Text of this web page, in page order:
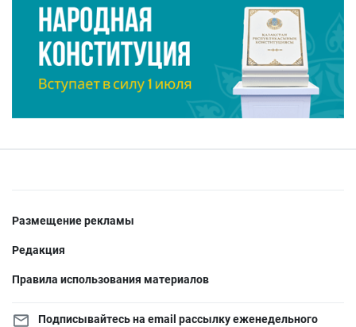
Размещение рекламы
Редакция
Правила использования материалов
Подписывайтесь на email рассылку еженедельного